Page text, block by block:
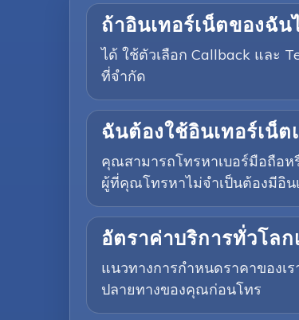
ถ้าอินเทอร์เน็ตของฉั
ได้ ใช้ตัวเลือก Callback และ
ที่จำกัด
ฉันต้องใช้อินเทอร์เน็
คุณสามารถโทรหาเบอร์มือถือห
ผู้ที่คุณโทรหาไม่จำเป็นต้องมีอิน
อัตราค่าบริการทั่วโล
แนวทางการกำหนดราคาของ
ปลายทางของคุณก่อนโทร